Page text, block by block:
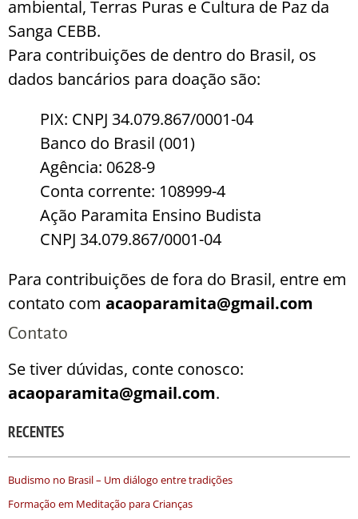
ambiental, Terras Puras e Cultura de Paz da
Sanga CEBB.
Para contribuições de dentro do Brasil, os
dados bancários para doação são:
PIX: CNPJ 34.079.867/0001-04
Banco do Brasil (001)
Agência: 0628-9
Conta corrente: 108999-4
Ação Paramita Ensino Budista
CNPJ 34.079.867/0001-04
Para contribuições de fora do Brasil, entre em
contato com acaoparamita@gmail.com
Contato
Se tiver dúvidas, conte conosco:
acaoparamita@gmail.com.
RECENTES
Budismo no Brasil – Um diálogo entre tradições
Formação em Meditação para Crianças